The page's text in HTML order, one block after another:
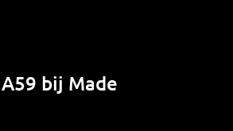
bij Made